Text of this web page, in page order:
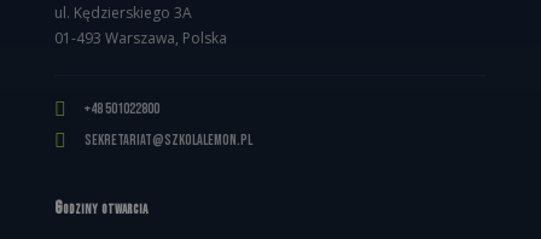
ul. Kędzierskiego 3A
01-493 Warszawa, Polska
 +48 501022800
 sekretariat@szkolalemon.pl
Godziny otwarcia